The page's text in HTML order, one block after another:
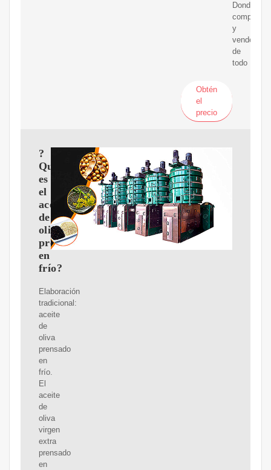
Donde
comprar
y
vender
de
todo
Obtén
el
precio
?
Qué
es
el
aceite
de
oliva
prensado
en
frío?
Elaboración
tradicional:
aceite
de
oliva
prensado
en
frío.
El
aceite
de
oliva
virgen
extra
prensado
en